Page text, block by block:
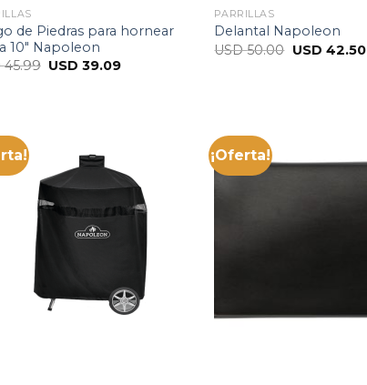
de Piedras para hornear
10″ Napoleon
45.99 USD39.09
PARRILLAS
Delantal Napoleon
USD50.00 USD 42.50
¡Oferta!